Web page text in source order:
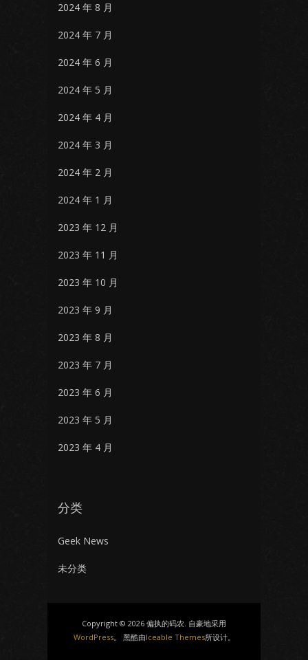
2024 年 8 月
2024 年 7 月
2024 年 6 月
2024 年 5 月
2024 年 4 月
2024 年 3 月
2024 年 2 月
2024 年 1 月
2023 年 12 月
2023 年 11 月
2023 年 10 月
2023 年 9 月
2023 年 8 月
2023 年 7 月
2023 年 6 月
2023 年 5 月
2023 年 4 月
分类
Geek News
未分类
Copyright © 2026 偏执的码农. 自豪地采用
WordPress。 黑酷由Iceable Themes所设计。